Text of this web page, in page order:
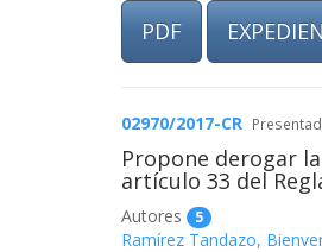
PDF
02970/2017-CR
Propone derogar
artículo 33 del
Autores 5
Ramírez Tandazo,